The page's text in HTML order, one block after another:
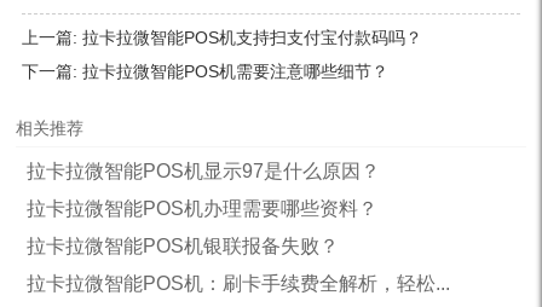
上一篇: 拉卡拉微智能POS机支持扫支付宝付款码吗？
下一篇: 拉卡拉微智能POS机需要注意哪些细节？
相关推荐
拉卡拉微智能POS机显示97是什么原因？
拉卡拉微智能POS机办理需要哪些资料？
拉卡拉微智能POS机银联报备失败？
拉卡拉微智能POS机：刷卡手续费全解析，轻松...